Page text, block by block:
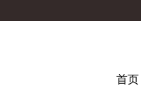
首页